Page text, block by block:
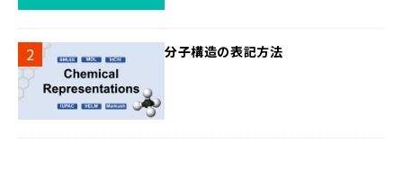
分子構造の表記方法